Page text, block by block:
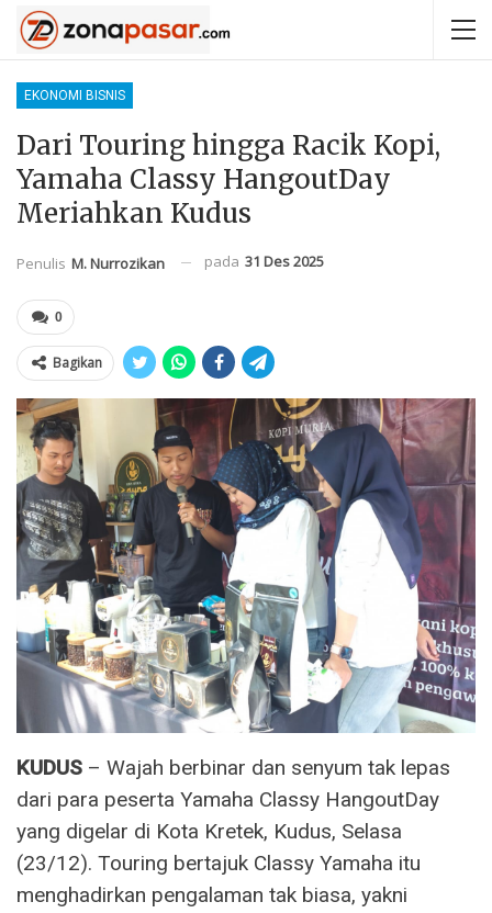
EKONOMI BISNIS
Dari Touring hingga Racik Kopi,
Yamaha Classy HangoutDay
Meriahkan Kudus
Penulis M. Nurrozikan pada 31 Des 2025
0
Bagikan
KUDUS – Wajah berbinar dan senyum tak lepas
dari para peserta Yamaha Classy HangoutDay
yang digelar di Kota Kretek, Kudus, Selasa
(23/12). Touring bertajuk Classy Yamaha itu
menghadirkan pengalaman tak biasa, yakni